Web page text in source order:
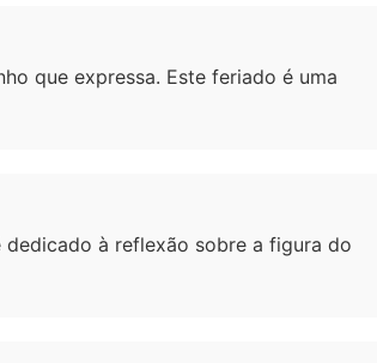
que expressa. Este feriado é uma
à reflexão sobre a figura do